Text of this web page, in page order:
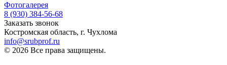
Фотогалерея
8 (930) 384-56-68
Заказать звонок
Костромская область, г. Чухлома
info@srubprof.ru
© 2026 Все права защищены.